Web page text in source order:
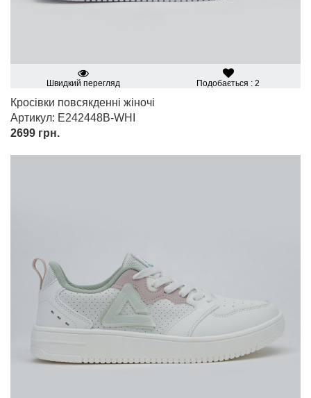
Швидкий перегляд Подобається : 2
Кросівки повсякденні жіночі
Артикул: E242448B-WHI
2699 грн.